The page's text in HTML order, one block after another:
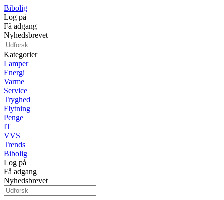
Bibolig
Log på
Få adgang
Nyhedsbrevet
Kategorier
Lamper
Energi
Varme
Service
Tryghed
Flytning
Penge
IT
VVS
Trends
Bibolig
Log på
Få adgang
Nyhedsbrevet